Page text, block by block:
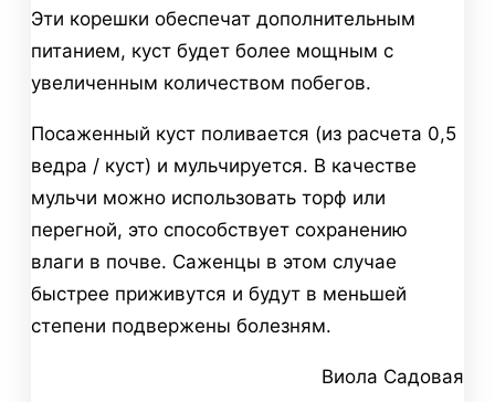
Эти корешки обеспечат дополнительным
питанием, куст будет более мощным с
увеличенным количеством побегов.
Посаженный куст поливается (из расчета 0,5
ведра / куст) и мульчируется. В качестве
мульчи можно использовать торф или
перегной, это способствует сохранению
влаги в почве. Саженцы в этом случае
быстрее приживутся и будут в меньшей
степени подвержены болезням.
Виола Садовая